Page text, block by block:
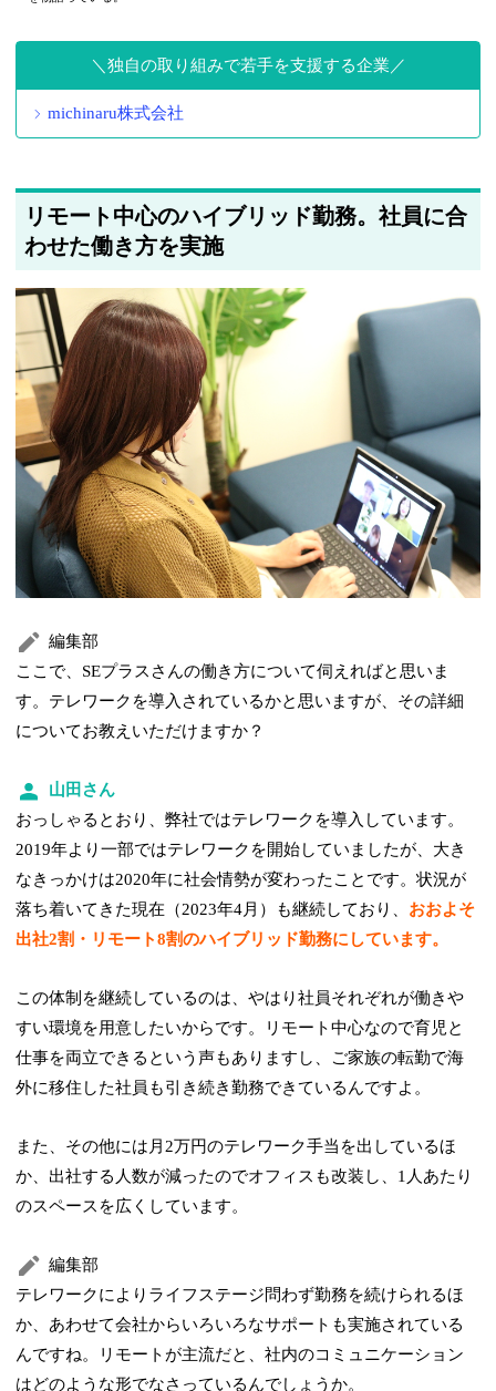
独自の取り組みで若手を支援する企業
michinaru株式会社
リモート中心のハイブリッド勤務。社員に合
わせた働き方を実施
編集部
ここで、SEプラスさんの働き方について伺えればと思いま
す。テレワークを導入されているかと思いますが、その詳細
についてお教えいただけますか？
山田さん
おっしゃるとおり、弊社ではテレワークを導入しています。
2019年より一部ではテレワークを開始していましたが、大き
なきっかけは2020年に社会情勢が変わったことです。状況が
落ち着いてきた現在（2023年4月）も継続しており、 おおよそ
出社2割・リモート8割のハイブリッド勤務にしています。
この体制を継続しているのは、やはり社員それぞれが働きや
すい環境を用意したいからです。リモート中心なので育児と
仕事を両立できるという声もありますし、ご家族の転勤で海
外に移住した社員も引き続き勤務できているんですよ。
また、その他には月2万円のテレワーク手当を出しているほ
か、出社する人数が減ったのでオフィスも改装し、1人あたり
のスペースを広くしています。
編集部
テレワークによりライフステージ問わず勤務を続けられるほ
か、あわせて会社からいろいろなサポートも実施されている
んですね。リモートが主流だと、社内のコミュニケーション
はどのような形でなさっているんでしょうか。